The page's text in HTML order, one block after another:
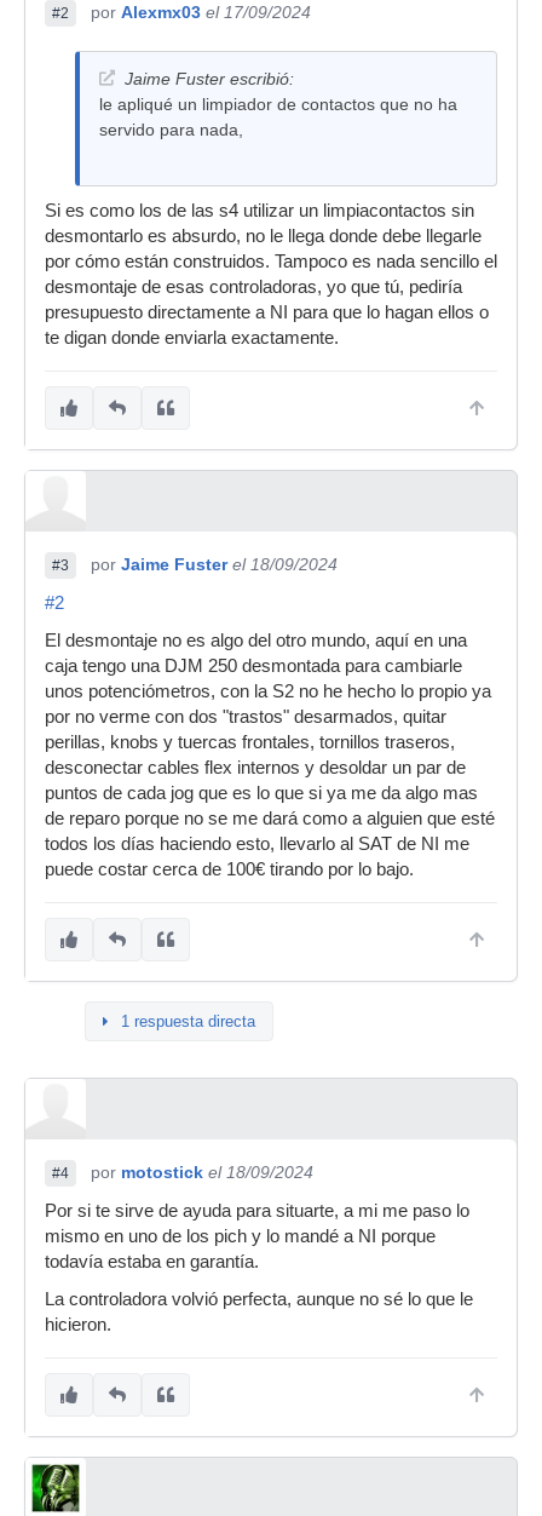
#2 por Alexmx03 el 17/09/2024
Jaime Fuster escribió:
le apliqué un limpiador de contactos que no ha
servido para nada,
Si es como los de las s4 utilizar un limpiacontactos sin
desmontarlo es absurdo, no le llega donde debe llegarle
por cómo están construidos. Tampoco es nada sencillo el
desmontaje de esas controladoras, yo que tú, pediría
presupuesto directamente a NI para que lo hagan ellos o
te digan donde enviarla exactamente.
#3 por Jaime Fuster el 18/09/2024
#2
El desmontaje no es algo del otro mundo, aquí en una
caja tengo una DJM 250 desmontada para cambiarle
unos potenciómetros, con la S2 no he hecho lo propio ya
por no verme con dos "trastos" desarmados, quitar
perillas, knobs y tuercas frontales, tornillos traseros,
desconectar cables flex internos y desoldar un par de
puntos de cada jog que es lo que si ya me da algo mas
de reparo porque no se me dará como a alguien que esté
todos los días haciendo esto, llevarlo al SAT de NI me
puede costar cerca de 100€ tirando por lo bajo.
1 respuesta directa
#4 por motostick el 18/09/2024
Por si te sirve de ayuda para situarte, a mi me paso lo
mismo en uno de los pich y lo mandé a NI porque
todavía estaba en garantía.
La controladora volvió perfecta, aunque no sé lo que le
hicieron.